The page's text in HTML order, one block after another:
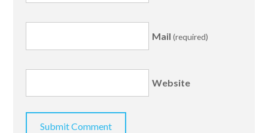
Mail (required)
Website